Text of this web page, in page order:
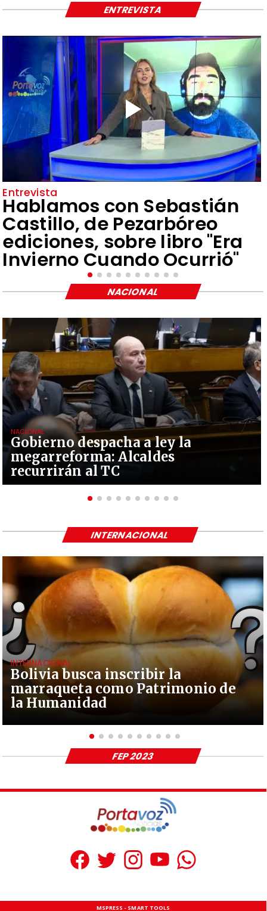
Entrevista
Hablamos con Sebastián
Castillo, de Pezarbóreo
ediciones, sobre libro "Era
Invierno Cuando Ocurrió"
ENTREVISTA
Gobierno despacha a ley la
megarreforma: Alcaldes
recurrirán al TC
NACIONAL
NACIONAL
Bolivia busca inscribir la
marraqueta como Patrimonio de
la Humanidad
INTERNACIONAL
INTERNACIONAL
FEP 2023
MSPRESS - SMART TOOLS